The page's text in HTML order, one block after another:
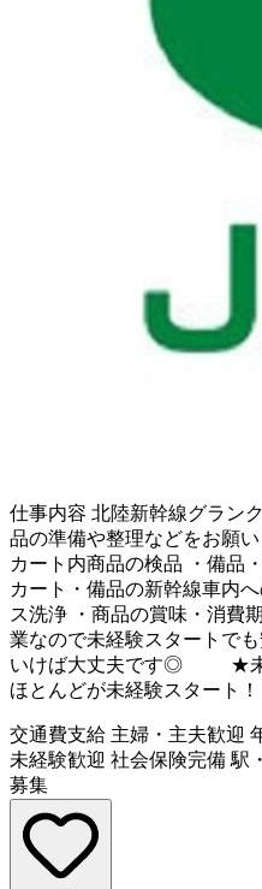
仕事内容 北陸新幹線グラン
品の準備や整理などをお
カート内商品の検品 ・備品
カート・備品の新幹線車内
ス洗浄 ・商品の賞味・
業なので未経験スタートで
いけば大丈夫です◎ ★未
ほとんどが未経験スタート！
交通費支給 主婦・主夫歓迎
未経験歓迎 社会保険完備 駅
募集